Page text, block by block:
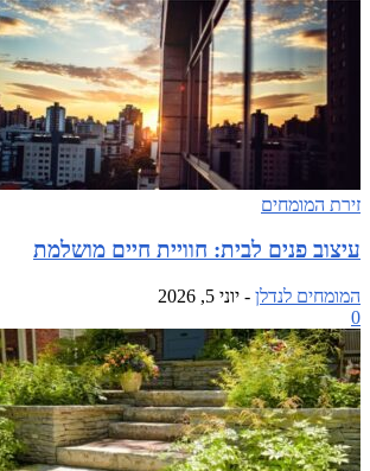
זירת המומחים
עיצוב פנים לבית: חוויית חיים מושלמת
המומחים לנדלן - יוני 5, 2026
0